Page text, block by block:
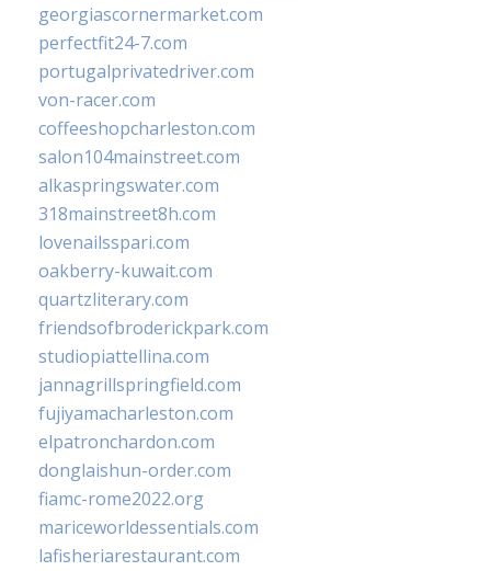
georgiascornermarket.com
perfectfit24-7.com
portugalprivatedriver.com
von-racer.com
coffeeshopcharleston.com
salon104mainstreet.com
alkaspringswater.com
318mainstreet8h.com
lovenailsspari.com
oakberry-kuwait.com
quartzliterary.com
friendsofbroderickpark.com
studiopiattellina.com
jannagrillspringfield.com
fujiyamacharleston.com
elpatronchardon.com
donglaishun-order.com
fiamc-rome2022.org
mariceworldessentials.com
lafisheriarestaurant.com